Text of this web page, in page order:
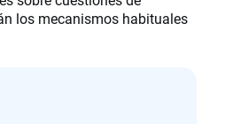
los mecanismos habituales